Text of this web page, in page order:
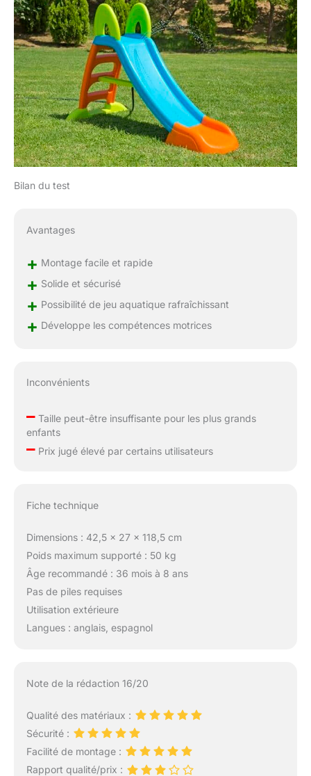
Bilan du test
Avantages
+ Montage facile et rapide
+ Solide et sécurisé
+ Possibilité de jeu aquatique rafraîchissant
+ Développe les compétences motrices
Inconvénients
–Taille peut-être insuffisante pour les plus grands
enfants
–Prix jugé élevé par certains utilisateurs
Fiche technique
Dimensions : 42,5 x 27 x 118,5 cm
Poids maximum supporté : 50 kg
Âge recommandé : 36 mois à 8 ans
Pas de piles requises
Utilisation extérieure
Langues : anglais, espagnol
Note de la rédaction 16/20
Qualité des matériaux :
Sécurité :
Facilité de montage :
Rapport qualité/prix :